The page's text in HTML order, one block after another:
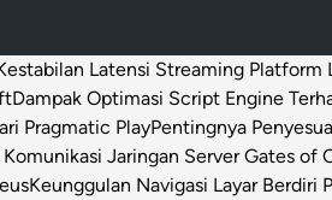
Latensi Streaming Platform
Dampak Optimasi Script Engine
Pragmatic PlayPentingnya
Jaringan Server Gates of
Keunggulan Navigasi Layar Berdiri